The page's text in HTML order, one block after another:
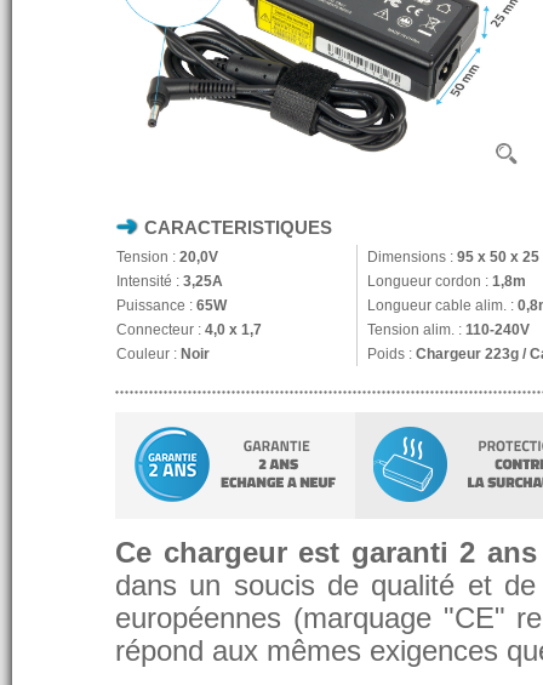
CARACTERISTIQUES
Tension : 20,0V Dimensions : 95 x 50 x 25
Intensité : 3,25A Longueur cordon : 1,8m
Puissance : 65W Longueur cable alim. :
Connecteur : 4,0 x 1,7 Tension alim. : 110-240V
Couleur : Noir Poids : Chargeur 223g /
Ce chargeur est garanti 2 ans
dans un soucis de qualité et
européennes (marquage "CE"
répond aux mêmes exigences